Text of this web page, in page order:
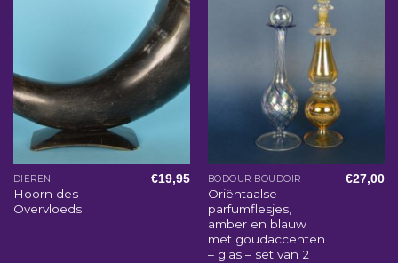
DIEREN
Hoorn des
Overvloeds
€19,95 BODOUR BOUDOIR
Oriëntaalse
parfumflesjes,
amber en blauw
met goudaccenten
– glas – set van 2
€27,00